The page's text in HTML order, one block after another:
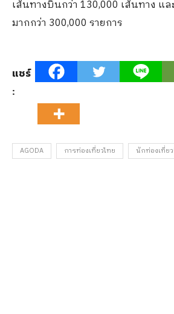
เส้นทางบินกว่า 130,000 เส้นทาง แ
มากกว่า 300,000 รายการ
แชร์
:
AGODA การท่องเที่ยวไทย นักท่องเที่ย